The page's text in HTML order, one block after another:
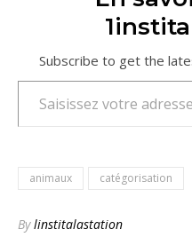
Subscribe to get the
Saisissez votre adresse e-
animaux catégorisation
Bylinstitalastation